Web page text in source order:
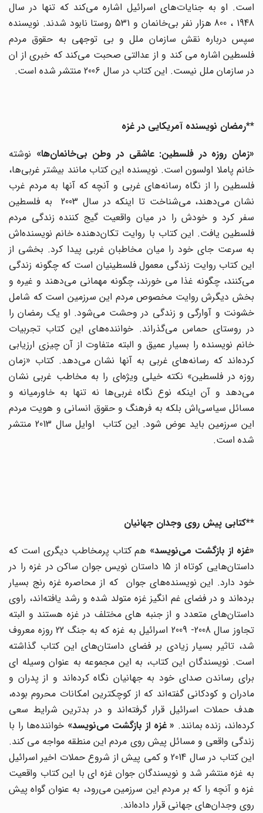
است. او به جنایات‌های اسرائیل اشاره می‌کند که تنها در سال
1948 ، 800 هزار نفر بی‌خانمان و 531 روستا نابود شدند. نویسنده
سپس درباره نقش سازمان ملل و بی توجهی به حقوق مردم
فلسطین اشاره می کند و از عدالتی صحبت می‌کند که خبری از ان
در سازمان ملل نیست. این کتاب در سال 2006 منتشر شده است.
**رمضان نویسنده آمریکایی در غزه
«زمان روزه در فلسطین: عاشقی در وطن بی‌خانمان‌ها»نوشته
خانم پاملا اولسون است. نویسنده این کتاب مانند بیشتر غربی‌ها،
فلسطین را از نگاه رسانه‌های غربی و آنچه که آنها به مردم غرب
نشان می‌دهند،‌ می‌شناخت تا اینکه در سال 2003 به فلسطین
سفر کرد و خودش را در میان واقعیت گیج کننده زندگی مردم
فلسطین یافت. این کتاب با روایت تکان‌دهنده خانم نویسنده‌اش
به سرعت جای خود را میان مخاطبان غربی پیدا کرد. بخشی از
این کتاب روایت زندگی معمول فلسطینیان است که چگونه زندگی
می‌کنند، چگونه غذا می خورند، چگونه مهمانی می‌دهند و غیره و
بخش دیگرش روایت مخصوص مردم این سرزمین است که شامل
خشونت و آوارگی و زندگی در وحشت می‌شود. او یک رمضان را
در روستای حماس می‌گذراند. خواننده‌های این کتاب تجربیات
خانم نویسنده را بسیار عمیق و البته متفاوت از آن چیزی ارزیابی
کرده‌اند که رسانه‌های غربی به آنها نشان می‌دهد. کتاب «زمان
روزه در فلسطین» نکته خیلی ویژه‌ای را به مخاطب غربی نشان
می‌دهد و آن اینکه نوع نگاه غربی‌ها نه تنها به خاورمیانه و
مسائل سیاسی‌اش بلکه به فرهنگ و حقوق انسانی و هویت مردم
این سرزمین باید عوض شود. این کتاب اوایل سال 2013 منتشر
شده است.
**کتابی پیش روی وجدان جهانیان
«غزه از بازگشت می‌نویسد»هم کتاب پرمخاطب دیگری است که
داستان‌هایی کوتاه از 15 داستان نویس جوان ساکن در غزه را در
خود دارد. این نویسنده‌های جوان که از محاصره غزه رنج بسیار
برده‌اند و در فضای غم انگیز غزه متولد شده و رشد یافته‌اند، راوی
داستان‌های متعدد و از جنبه های مختلف در غزه هستند و البته
تجاوز سال 2008- 2009 اسرائیل به غزه که به جنگ 22 روزه معروف
شد، تاثیر بسیار زیادی بر فضای داستان‌های این کتاب گذاشته
است. نویسندگان این کتاب،‌ به این مجموعه به عنوان وسیله ای
برای رساندن صدای خود به جهانیان نگاه کرده‌اند و از پدران و
مادران و کودکانی گفته‌اند که از کوچکترین امکانات محروم بوده،
هدف حملات اسرائیل قرار گرفته‌اند و در بدترین شرایط سعی
کرده‌اند، زنده بمانند.« غزه از بازگشت می‌نویسد»خواننده‌ها را با
زندگی واقعی و مسائل پیش روی مردم این منطقه مواجه می کند.
این کتاب در سال 2014 و کمی پیش از شروع حملات اخیر اسرائیل
به غزه منتشر شد و نویسندگان جوان غزه ای با این کتاب واقعیت
غزه و آنچه را که بر مردم این سرزمین می‌رود، به عنوان گواه پیش
روی وجدان‌های جهانی قرار داده‌اند.